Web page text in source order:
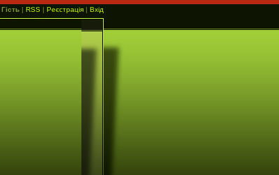
Гість | RSS | Реєстрація | Вхід